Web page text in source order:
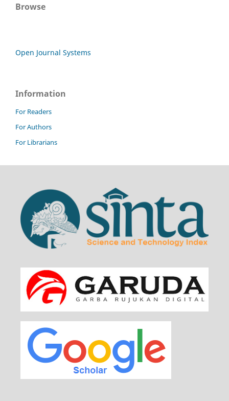
Browse
Open Journal Systems
Information
For Readers
For Authors
For Librarians